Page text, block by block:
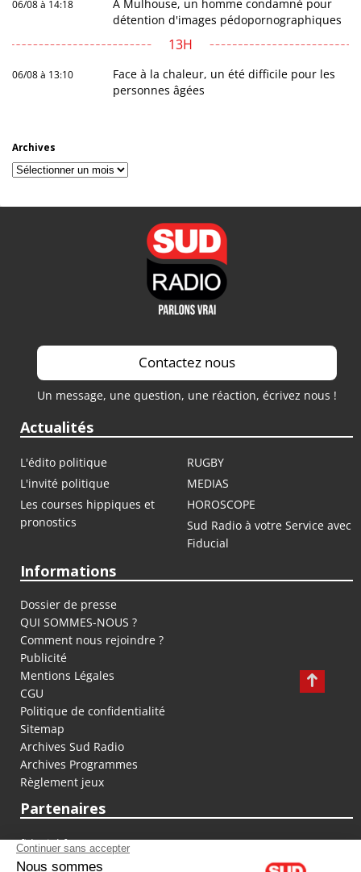
06/08 à 14:18
À Mulhouse, un homme condamné pour
détention d'images pédopornographiques
13H
06/08 à 13:10
Face à la chaleur, un été difficile pour les
personnes âgées
Archives
Archives
Contactez nous
Un message, une question, une réaction, écrivez nous !
Actualités
L'édito politique
RUGBY
L'invité politique
MEDIAS
Les courses hippiques et
pronostics
HOROSCOPE
Sud Radio à votre Service avec
Fiducial
Informations
Dossier de presse
QUI SOMMES-NOUS ?
Comment nous rejoindre ?
Publicité
Mentions Légales
CGU
Politique de confidentialité
Sitemap
Archives Sud Radio
Archives Programmes
Règlement jeux
Partenaires
fiducial.fr
lyoncapitale.fr